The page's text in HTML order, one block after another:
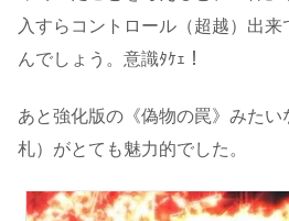
入すらコントロール（超越）出
んでしょう。意識ﾀｹｪ！
あと強化版の《偽物の罠》みた
札）がとても魅力的でした。